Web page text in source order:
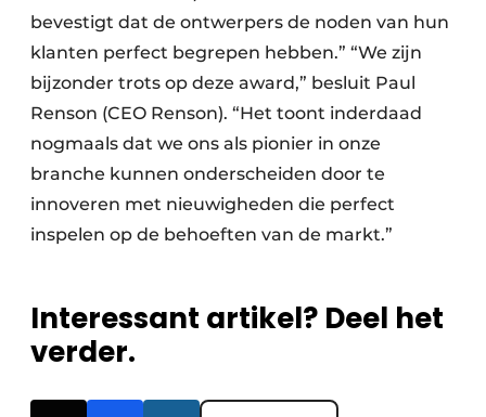
bevestigt dat de ontwerpers de noden van hun
klanten perfect begrepen hebben.” “We zijn
bijzonder trots op deze award,” besluit Paul
Renson (CEO Renson). “Het toont inderdaad
nogmaals dat we ons als pionier in onze
branche kunnen onderscheiden door te
innoveren met nieuwigheden die perfect
inspelen op de behoeften van de markt.”
Interessant artikel? Deel het
verder.